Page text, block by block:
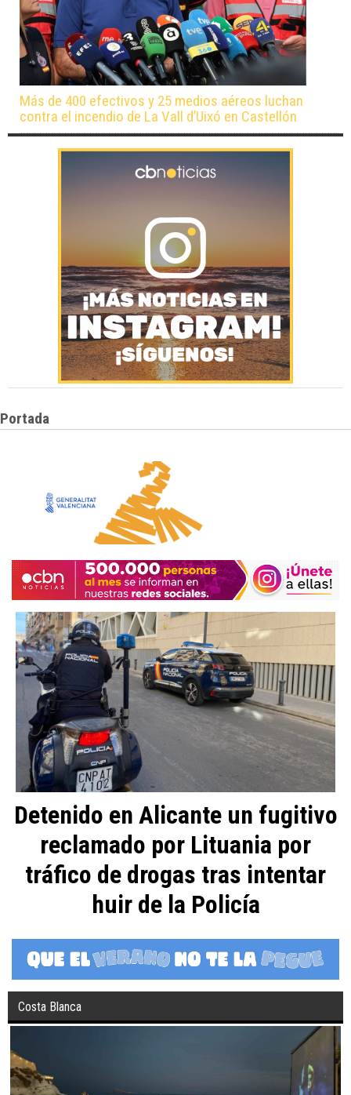
Más de 400 efectivos y 25 medios aéreos luchan
contra el incendio de La Vall d’Uixó en Castellón
Portada
Detenido en Alicante un fugitivo
reclamado por Lituania por
tráfico de drogas tras intentar
huir de la Policía
Costa Blanca